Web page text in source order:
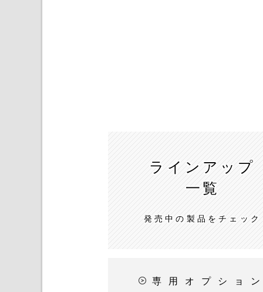
ラインアップ
一覧
発売中の製品をチェック
専用オプショ